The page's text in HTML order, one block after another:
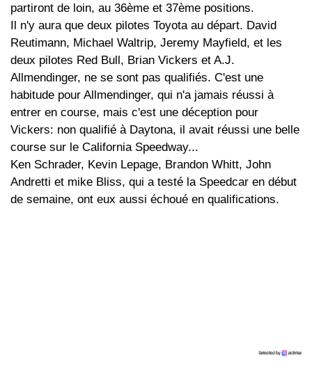
partiront de loin, au 36ème et 37ème positions.
Il n'y aura que deux pilotes Toyota au départ. David
Reutimann, Michael Waltrip, Jeremy Mayfield, et les
deux pilotes Red Bull, Brian Vickers et A.J.
Allmendinger, ne se sont pas qualifiés. C'est une
habitude pour Allmendinger, qui n'a jamais réussi à
entrer en course, mais c'est une déception pour
Vickers: non qualifié à Daytona, il avait réussi une belle
course sur le California Speedway...
Ken Schrader, Kevin Lepage, Brandon Whitt, John
Andretti et mike Bliss, qui a testé la Speedcar en début
de semaine, ont eux aussi échoué en qualifications.